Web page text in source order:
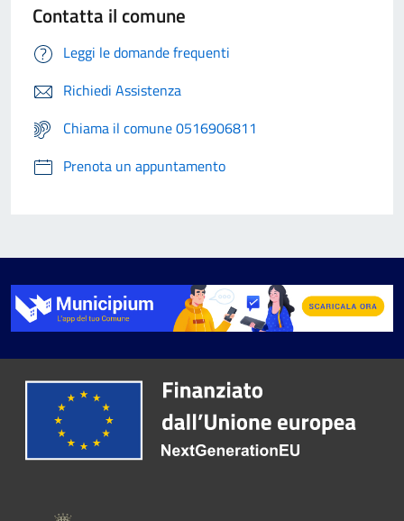
Contatta il comune
Leggi le domande frequenti
Richiedi Assistenza
Chiama il comune 0516906811
Prenota un appuntamento